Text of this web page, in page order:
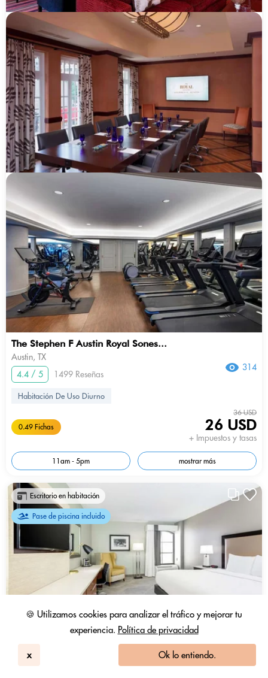
🍪 Utilizamos cookies para analizar el tráfico y mejorar tu
experiencia. Política de privacidad
x Ok lo entiendo.
The Stephen F Austin Royal Sones...
Austin, TX
4.4 / 5
1499 Reseñas
314
Habitación De Uso Diurno
0.49 Fichas
36 USD
26 USD
+ Impuestos y tasas
11am - 5pm mostrar más
Escritorio en habitación
Pase de piscina incluido